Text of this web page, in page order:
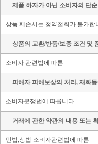
제품 하자가 아닌 소비자의 단
상품 훼손시는 청약철회가 불가합
상품의 교환/반품/보증 조건 및
소비자 관련법에 따름
피해자 피해보상의 처리, 재화
소비자분쟁법에 따릅니다
거래에 관한 약관의 내용 또는
민법,상법 소비자관련법에 따름